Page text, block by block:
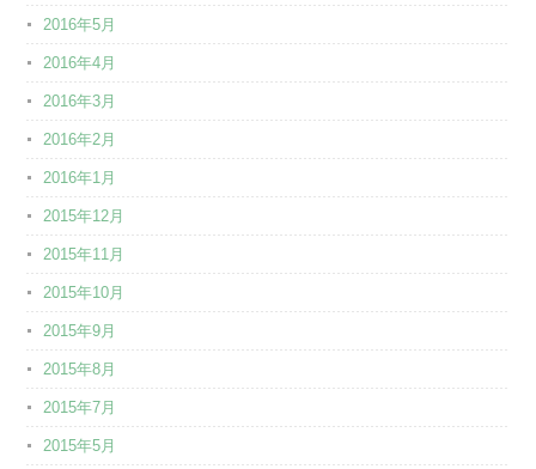
2016年5月
2016年4月
2016年3月
2016年2月
2016年1月
2015年12月
2015年11月
2015年10月
2015年9月
2015年8月
2015年7月
2015年5月